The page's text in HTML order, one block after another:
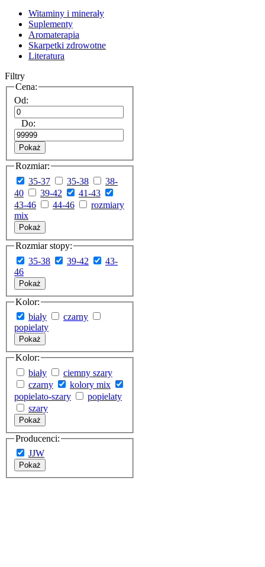
Witaminy i minerały
Suplementy
Aromaterapia
Skarpetki zdrowotne
Literatura
Filtry
Cena:
Od:
Do:
Pokaż
Rozmiar:
35-37
35-38
38-
40
39-42
41-43
43-46
44-46
rozmiary
mix
Pokaż
Rozmiar stopy:
35-38
39-42
43-
46
Pokaż
Kolor:
biały
czarny
popielaty
Pokaż
Kolor:
biały
ciemny szary
czarny
kolory mix
popielato-szary
popielaty
szary
Pokaż
Producenci:
JJW
Pokaż